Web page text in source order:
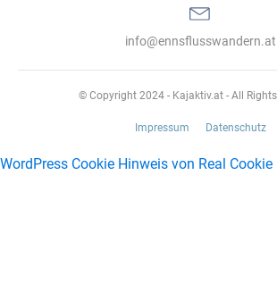
info@ennsflusswandern.at
© Copyright 2024 - Kajaktiv.at - All Rights
Impressum Datenschutz
WordPress Cookie Hinweis von Real Cookie